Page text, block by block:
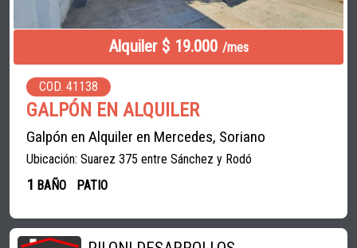
Alquiler $ 19.000 /mes
COD. 41138
GALPÓN EN ALQUILER
Galpón en Alquiler en Mercedes, Soriano
Ubicación: Suarez 375 entre Sánchez y Rodó
1 BAÑO PATIO